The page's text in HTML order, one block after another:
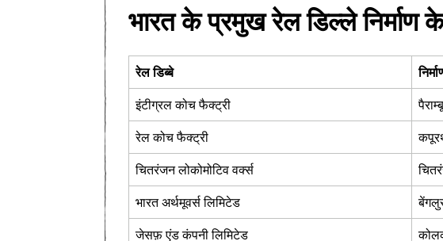
भारत के प्रमुख रेल डिल्ले निर्माण
रेल डिब्बे
इंटीग्रल कोच फैक्ट्री
रेल कोच फैक्ट्री
चितरंजन लोकोमोटिव वर्क्स
भारत अर्थमूवर्स लिमिटेड
जेसफ़ एंड कंपनी लिमिटेड